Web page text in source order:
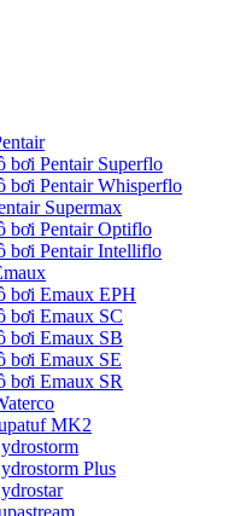
bơi Pentair Superflo
bơi Pentair Whisperflo
Supermax
bơi Pentair Optiflo
bơi Pentair Intelliflo
bơi Emaux EPH
bơi Emaux SC
bơi Emaux SB
bơi Emaux SE
bơi Emaux SR
MK2
Plus